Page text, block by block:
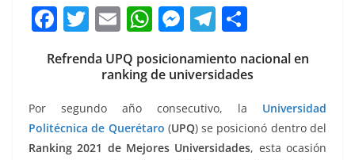
F
a
c
b
o
T
w
itt
er
E
ai
W
at
A
p
M
ss
n
g
T
e
gr
a
m
m
ar
tir
Refrenda UPQ posicionamiento nacional en
ranking de universidades
Por segundo año consecutivo, la Universidad
Politécnica de Querétaro (UPQ) se posicionó dentro del
Ranking 2021 de Mejores Universidades, esta ocasión